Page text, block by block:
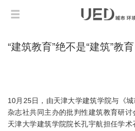
“建筑教育”绝不是“建筑”教育
10月25日，由天津大学建筑学院与《城
杂志社共同主办的批判性建筑教育研
天津大学建筑学院院长孔宇航担任学